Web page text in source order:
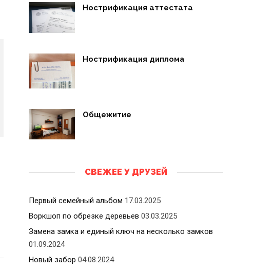
Нострификация аттестата
Нострификация диплома
Общежитие
СВЕЖЕЕ У ДРУЗЕЙ
Первый семейный альбом 17.03.2025
Воркшоп по обрезке деревьев 03.03.2025
Замена замка и единый ключ на несколько замков
01.09.2024
Новый забор 04.08.2024